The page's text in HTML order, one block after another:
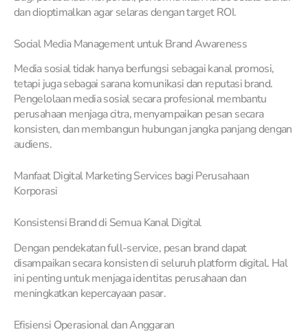
dan dioptimalkan agar selaras dengan target ROI.
Social Media Management untuk Brand Awareness
Media sosial tidak hanya berfungsi sebagai kanal promosi,
tetapi juga sebagai sarana komunikasi dan reputasi brand.
Pengelolaan media sosial secara profesional membantu
perusahaan menjaga citra, menyampaikan pesan secara
konsisten, dan membangun hubungan jangka panjang dengan
audiens.
Manfaat Digital Marketing Services bagi Perusahaan
Korporasi
Konsistensi Brand di Semua Kanal Digital
Dengan pendekatan full-service, pesan brand dapat
disampaikan secara konsisten di seluruh platform digital. Hal
ini penting untuk menjaga identitas perusahaan dan
meningkatkan kepercayaan pasar.
Efisiensi Operasional dan Anggaran